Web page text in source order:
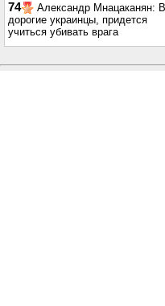
74
Александр Мнацаканян:
дорогие украинцы, придется
учиться убивать врага